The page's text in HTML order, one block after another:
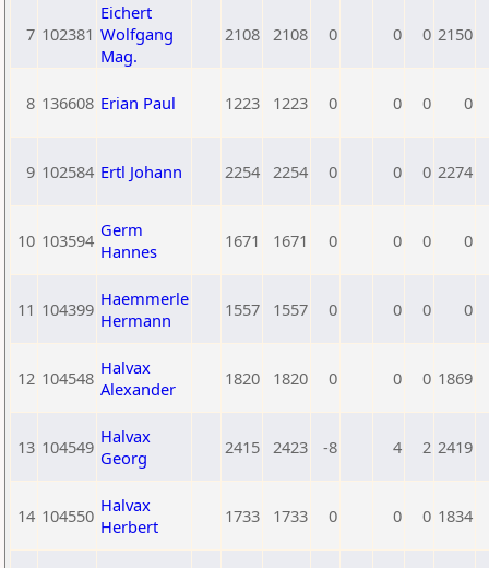
7 102381
Eichert
Wolfgang
Mag.
2108 2108 0 0 0 2150
8 136608 Erian Paul 1223 1223 0 0 0 0
9 102584 Ertl Johann 2254 2254 0 0 0 2274
10 103594 Germ
Hannes
1671 1671 0 0 0 0
11 104399 Haemmerle
Hermann
1557 1557 0 0 0 0
12 104548 Halvax
Alexander
1820 1820 0 0 0 1869
13 104549 Halvax
Georg
2415 2423 -8 4 2 2419
14 104550 Halvax
Herbert
1733 1733 0 0 0 1834